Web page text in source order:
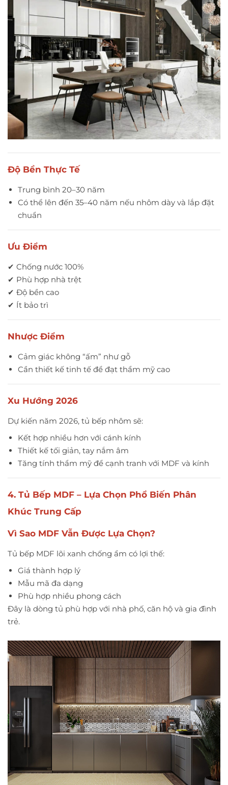
Độ Bền Thực Tế
Trung bình 20–30 năm
Có thể lên đến 35–40 năm nếu nhôm dày và lắp đặt
chuẩn
Ưu Điểm
✔ Chống nước 100%
✔ Phù hợp nhà trệt
✔ Độ bền cao
✔ Ít bảo trì
Nhược Điểm
Cảm giác không “ấm” như gỗ
Cần thiết kế tinh tế để đạt thẩm mỹ cao
Xu Hướng 2026
Dự kiến năm 2026, tủ bếp nhôm sẽ:
Kết hợp nhiều hơn với cánh kính
Thiết kế tối giản, tay nắm âm
Tăng tính thẩm mỹ để cạnh tranh với MDF và kính
4. Tủ Bếp MDF – Lựa Chọn Phổ Biến Phân
Khúc Trung Cấp
Vì Sao MDF Vẫn Được Lựa Chọn?
Tủ bếp MDF lõi xanh chống ẩm có lợi thế:
Giá thành hợp lý
Mẫu mã đa dạng
Phù hợp nhiều phong cách
Đây là dòng tủ phù hợp với nhà phố, căn hộ và gia đình
trẻ.